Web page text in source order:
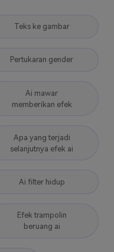
Teks ke gambar
Pertukaran gender
Ai mawar
memberikan efek
Apa yang terjadi
selanjutnya efek ai
Ai filter hidup
Efek trampolin
beruang ai